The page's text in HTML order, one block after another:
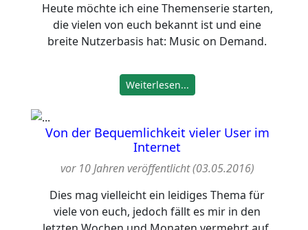
Heute möchte ich eine Themenserie starten,
die vielen von euch bekannt ist und eine
breite Nutzerbasis hat: Music on Demand.
Weiterlesen...
Von der Bequemlichkeit vieler User im
Internet
vor 10 Jahren veröffentlicht (03.05.2016)
Dies mag vielleicht ein leidiges Thema für
viele von euch, jedoch fällt es mir in den